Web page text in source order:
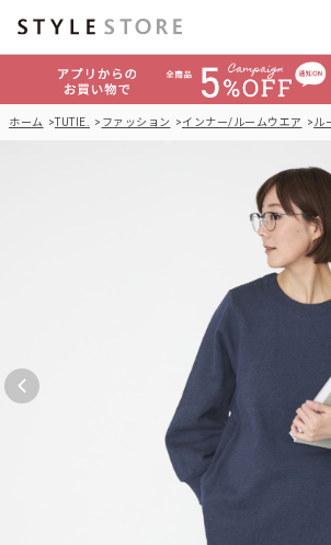
ホーム TUTIE. ファッション インナー/ルームウエア ル